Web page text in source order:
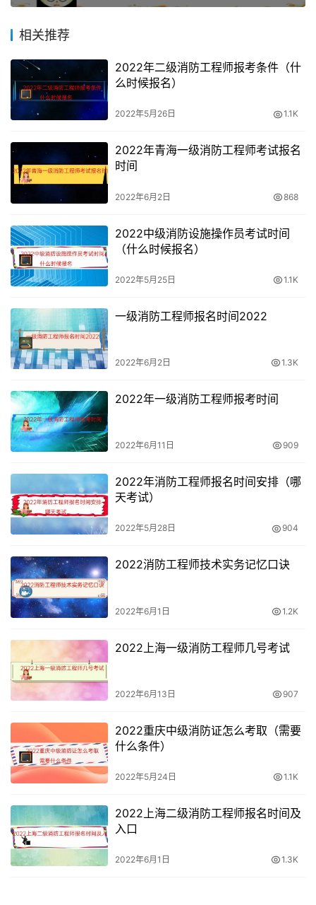
为答案。
“多项选择题”的每题备选项中，有两个或两个以上符合题意
的选项，错选不得分；漏选，所选的每个选题得0.5分。
“简答题”依据问题中的设问进行简要回答。
相关推荐
2022年二级消防工程师报考条件（什
么时候报名）
2022年5月26日 1.1K
2022年青海一级消防工程师考试报名
时间
2022年6月2日 868
2022中级消防设施操作员考试时间
（什么时候报名）
2022年5月25日 1.1K
一级消防工程师报名时间2022
2022年6月2日 1.3K
2022年一级消防工程师报考时间
2022年6月11日 909
2022年消防工程师报名时间安排（哪
天考试）
2022年5月28日 904
2022消防工程师技术实务记忆口诀
2022年6月1日 1.2K
2022上海一级消防工程师几号考试
2022年6月13日 907
2022重庆中级消防证怎么考取（需要
什么条件）
2022年5月24日 1.1K
2022上海二级消防工程师报名时间及
入口
2022年6月1日 1.3K